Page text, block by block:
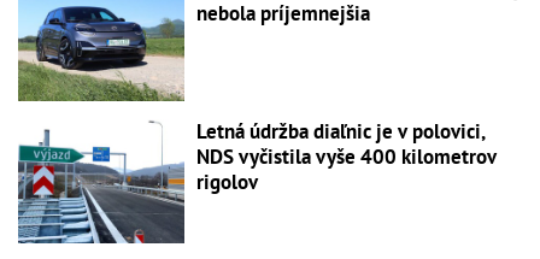
nebola príjemnejšia
Letná údržba diaľnic je v polovici,
NDS vyčistila vyše 400 kilometrov
rigolov